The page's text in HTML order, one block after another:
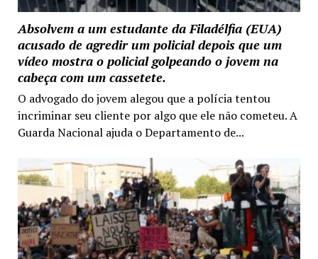
Absolvem a um estudante da Filadélfia (EUA)
acusado de agredir um policial depois que um
vídeo mostra o policial golpeando o jovem na
cabeça com um cassetete.
O advogado do jovem alegou que a polícia tentou
incriminar seu cliente por algo que ele não cometeu. A
Guarda Nacional ajuda o Departamento de...